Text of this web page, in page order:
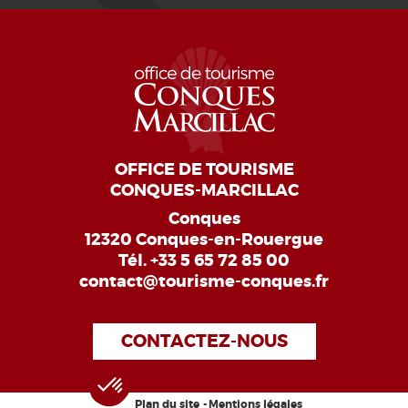
OFFICE DE TOURISME
CONQUES-MARCILLAC
Conques
12320 Conques-en-Rouergue
Tél.+33 5 65 72 85 00
contact@tourisme-conques.fr
CONTACTEZ-NOUS
Plan du site Mentions légales